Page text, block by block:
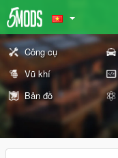
Công cụ
Vũ khí
Bản đồ